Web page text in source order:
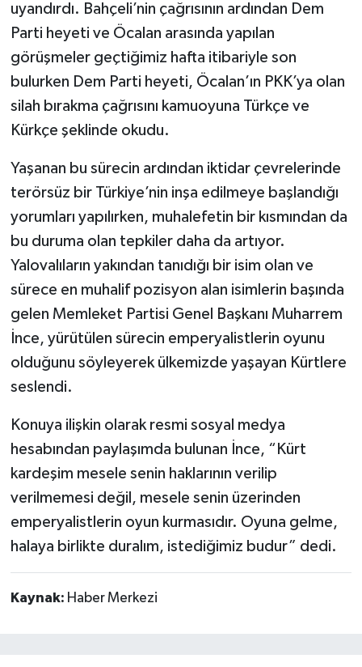
uyandırdı. Bahçeli’nin çağrısının ardından Dem
Parti heyeti ve Öcalan arasında yapılan
görüşmeler geçtiğimiz hafta itibariyle son
bulurken Dem Parti heyeti, Öcalan’ın PKK’ya olan
silah bırakma çağrısını kamuoyuna Türkçe ve
Kürkçe şeklinde okudu.
Yaşanan bu sürecin ardından iktidar çevrelerinde
terörsüz bir Türkiye’nin inşa edilmeye başlandığı
yorumları yapılırken, muhalefetin bir kısmından da
bu duruma olan tepkiler daha da artıyor.
Yalovalıların yakından tanıdığı bir isim olan ve
sürece en muhalif pozisyon alan isimlerin başında
gelen Memleket Partisi Genel Başkanı Muharrem
İnce, yürütülen sürecin emperyalistlerin oyunu
olduğunu söyleyerek ülkemizde yaşayan Kürtlere
seslendi.
Konuya ilişkin olarak resmi sosyal medya
hesabından paylaşımda bulunan İnce, “Kürt
kardeşim mesele senin haklarının verilip
verilmemesi değil, mesele senin üzerinden
emperyalistlerin oyun kurmasıdır. Oyuna gelme,
halaya birlikte duralım, istediğimiz budur” dedi.
Kaynak: Haber Merkezi